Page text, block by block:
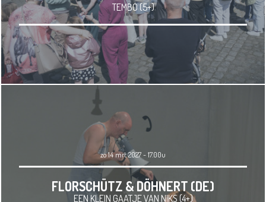
TEMBO (5+)
zo 14 mrt 2027 - 17.00u
FLORSCHÜTZ & DÖHNERT (DE)
EEN KLEIN GAATJE VAN NIKS (4+)